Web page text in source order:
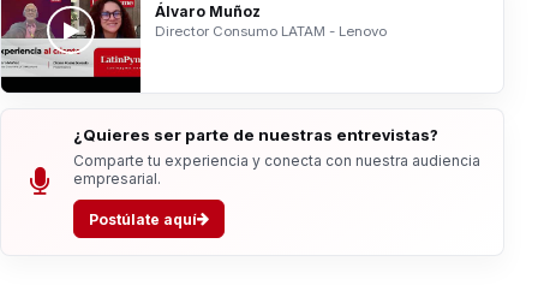
Álvaro Muñoz
Director Consumo LATAM - Lenovo
¿Quieres ser parte de nuestras entrevistas?
Comparte tu experiencia y conecta con nuestra audiencia
empresarial.
Postúlate aquí